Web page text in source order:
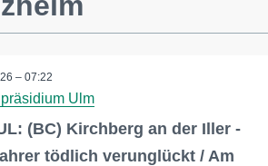
– 07:22
Ulm
(BC) Kirchberg an der Iller -
tödlich verunglückt / Am